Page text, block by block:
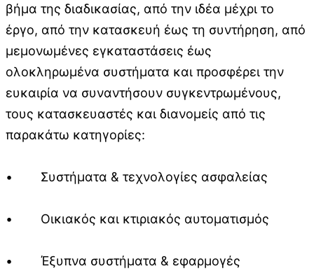
βήμα της διαδικασίας, από την ιδέα μέχρι το
έργο, από την κατασκευή έως τη συντήρηση, από
μεμονωμένες εγκαταστάσεις έως
ολοκληρωμένα συστήματα και προσφέρει την
ευκαιρία να συναντήσουν συγκεντρωμένους,
τους κατασκευαστές και διανομείς από τις
παρακάτω κατηγορίες:
• Συστήματα & τεχνολογίες ασφαλείας
• Οικιακός και κτιριακός αυτοματισμός
• Έξυπνα συστήματα & εφαρμογές